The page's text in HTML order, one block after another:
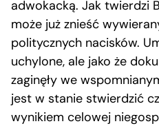
adwokacką. Jak twierdzi
może już znieść
politycznych nacisków.
uchylone, ale jako że
zaginęły we
jest w stanie stwierdzić
wynikiem celowej